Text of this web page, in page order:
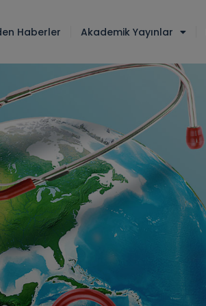
Haberler Akademik Yayınlar